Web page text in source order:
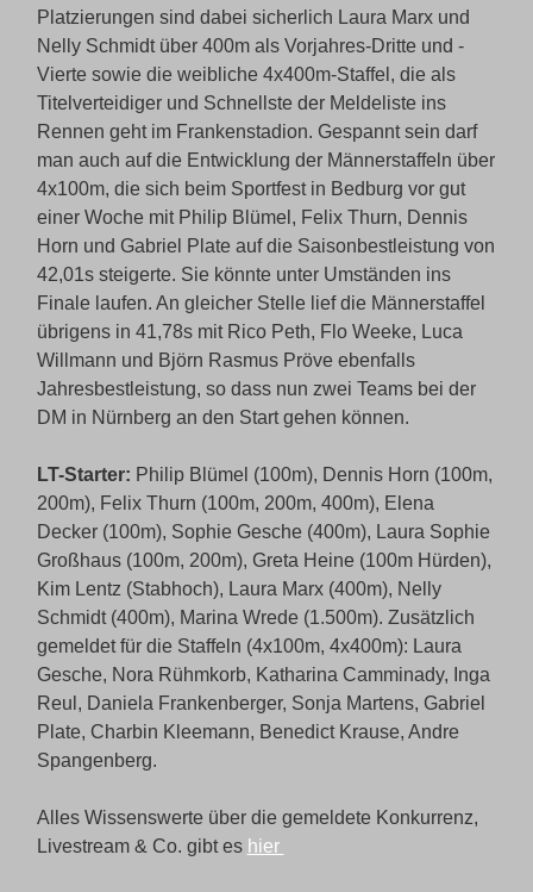
Platzierungen sind dabei sicherlich Laura Marx und
Nelly Schmidt über 400m als Vorjahres-Dritte und -
Vierte sowie die weibliche 4x400m-Staffel, die als
Titelverteidiger und Schnellste der Meldeliste ins
Rennen geht im Frankenstadion. Gespannt sein darf
man auch auf die Entwicklung der Männerstaffeln über
4x100m, die sich beim Sportfest in Bedburg vor gut
einer Woche mit Philip Blümel, Felix Thurn, Dennis
Horn und Gabriel Plate auf die Saisonbestleistung von
42,01s steigerte. Sie könnte unter Umständen ins
Finale laufen. An gleicher Stelle lief die Männerstaffel
übrigens in 41,78s mit Rico Peth, Flo Weeke, Luca
Willmann und Björn Rasmus Pröve ebenfalls
Jahresbestleistung, so dass nun zwei Teams bei der
DM in Nürnberg an den Start gehen können.
LT-Starter: Philip Blümel (100m), Dennis Horn (100m,
200m), Felix Thurn (100m, 200m, 400m), Elena
Decker (100m), Sophie Gesche (400m), Laura Sophie
Großhaus (100m, 200m), Greta Heine (100m Hürden),
Kim Lentz (Stabhoch), Laura Marx (400m), Nelly
Schmidt (400m), Marina Wrede (1.500m). Zusätzlich
gemeldet für die Staffeln (4x100m, 4x400m): Laura
Gesche, Nora Rühmkorb, Katharina Camminady, Inga
Reul, Daniela Frankenberger, Sonja Martens, Gabriel
Plate, Charbin Kleemann, Benedict Krause, Andre
Spangenberg.
Alles Wissenswerte über die gemeldete Konkurrenz,
Livestream & Co. gibt es hier